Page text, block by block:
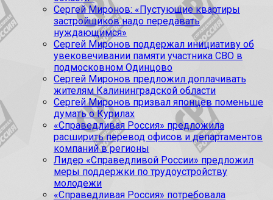
Сергей Миронов: «Пустующие квартиры
застройщиков надо передавать
нуждающимся»
Сергей Миронов поддержал инициативу об
увековечивании памяти участника СВО в
подмосковном Одинцово
Сергей Миронов предложил доплачивать
жителям Калининградской области
Сергей Миронов призвал японцев поменьше
думать о Курилах
«Справедливая Россия» предложила
расширить перевод офисов и департаментов
компаний в регионы
Лидер «Справедливой России» предложил
меры поддержки по трудоустройству
молодежи
«Справедливая Россия» потребовала